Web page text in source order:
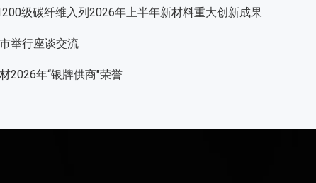
级碳纤维入列2026年上半年新材料重大创新成果
举行座谈交流
2026年“银牌供商"荣誉